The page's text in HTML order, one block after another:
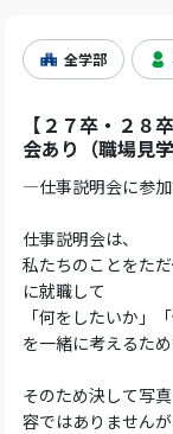
全学部
【２７卒・２
会あり（職場
―仕事説明会に参
仕事説明会は、
私たちのことをた
に就職して
「何をしたいか」
を一緒に考えるため
そのため決して写
容ではありませんが